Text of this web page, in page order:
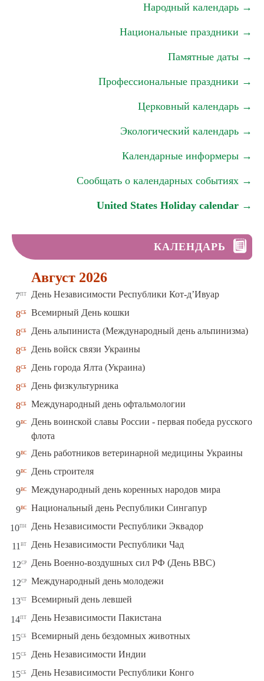
Народный календарь →
Национальные праздники →
Памятные даты →
Профессиональные праздники →
Церковный календарь →
Экологический календарь →
Календарные информеры →
Сообщать о календарных событиях →
United States Holiday calendar →
КАЛЕНДАРЬ
Август 2026
7пт День Независимости Республики Кот-д’Ивуар
8сб Всемирный День кошки
8сб День альпиниста (Международный день альпинизма)
8сб День войск связи Украины
8сб День города Ялта (Украина)
8сб День физкультурника
8сб Международный день офтальмологии
9вс
День воинской славы России - первая победа русского
флота
9вс День работников ветеринарной медицины Украины
9вс День строителя
9вс Международный день коренных народов мира
9вс Национальный день Республики Сингапур
10пн День Независимости Республики Эквадор
11 вт День Независимости Республики Чад
12ср День Военно-воздушных сил РФ (День ВВС)
12ср Международный день молодежи
13чт Всемирный день левшей
14пт День Независимости Пакистана
15сб Всемирный день бездомных животных
15сб День Независимости Индии
15сб День Независимости Республики Конго